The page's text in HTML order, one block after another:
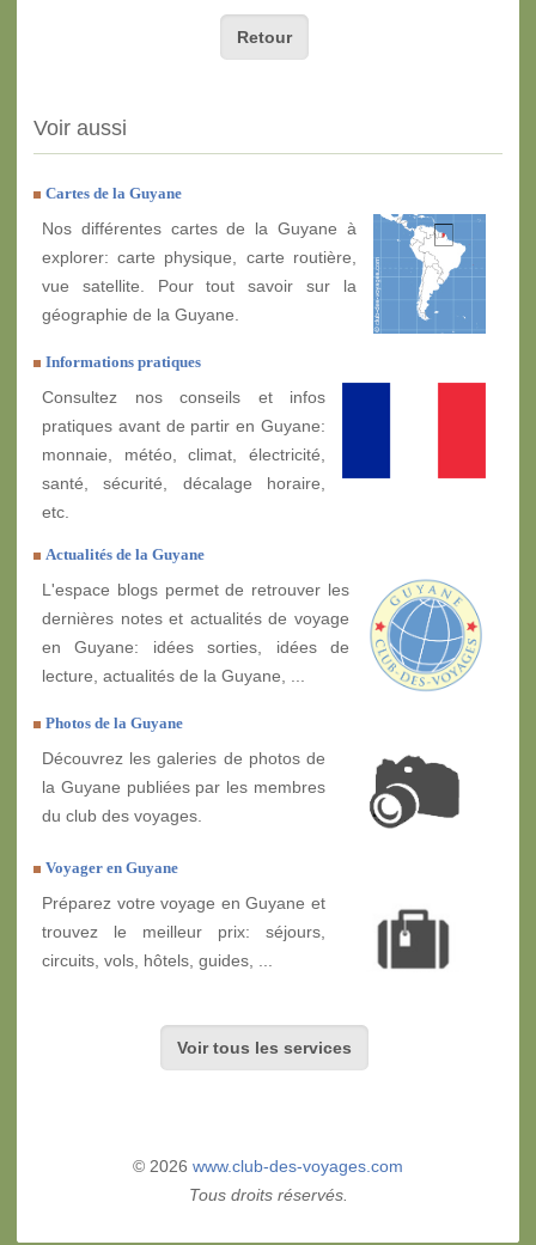
Retour
Voir aussi
Cartes de la Guyane
Nos différentes cartes de la Guyane à
explorer: carte physique, carte routière,
vue satellite. Pour tout savoir sur la
géographie de la Guyane.
Informations pratiques
Consultez nos conseils et infos
pratiques avant de partir en Guyane:
monnaie, météo, climat, électricité,
santé, sécurité, décalage horaire,
etc.
Actualités de la Guyane
L'espace blogs permet de retrouver les
dernières notes et actualités de voyage
en Guyane: idées sorties, idées de
lecture, actualités de la Guyane, ...
Photos de la Guyane
Découvrez les galeries de photos de
la Guyane publiées par les membres
du club des voyages.
Voyager en Guyane
Préparez votre voyage en Guyane et
trouvez le meilleur prix: séjours,
circuits, vols, hôtels, guides, ...
Voir tous les services
© 2026 www.club-des-voyages.com
Tous droits réservés.